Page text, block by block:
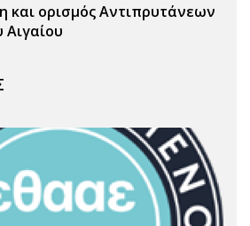
και ορισμός Αντιπρυτάνεων
Αιγαίου